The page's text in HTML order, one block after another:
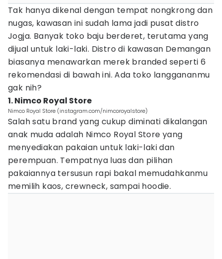
Tak hanya dikenal dengan tempat nongkrong dan
nugas, kawasan ini sudah lama jadi pusat distro
Jogja. Banyak toko baju berderet, terutama yang
dijual untuk laki-laki. Distro di kawasan Demangan
biasanya menawarkan merek branded seperti 6
rekomendasi di bawah ini. Ada toko langgananmu
gak nih?
1. Nimco Royal Store
Nimco Royal Store (instagram.com/nimcoroyalstore)
Salah satu brand yang cukup diminati dikalangan
anak muda adalah Nimco Royal Store yang
menyediakan pakaian untuk laki-laki dan
perempuan. Tempatnya luas dan pilihan
pakaiannya tersusun rapi bakal memudahkanmu
memilih kaos, crewneck, sampai hoodie.